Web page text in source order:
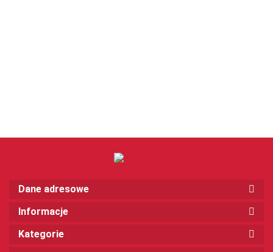
Dane adresowe
Informacje
Kategorie